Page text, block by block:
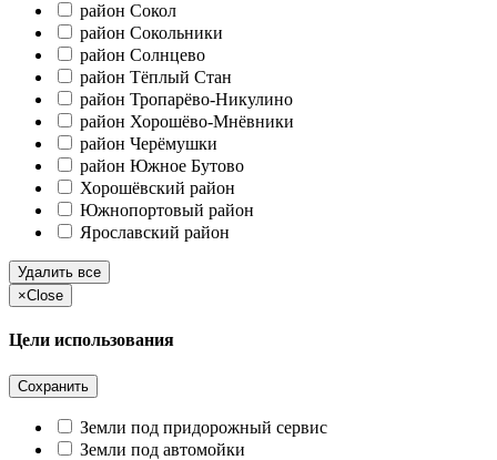
район Сокол
район Сокольники
район Солнцево
район Тёплый Стан
район Тропарёво-Никулино
район Хорошёво-Мнёвники
район Черёмушки
район Южное Бутово
Хорошёвский район
Южнопортовый район
Ярославский район
Удалить все
×Close
Цели использования
Сохранить
Земли под придорожный сервис
Земли под автомойки